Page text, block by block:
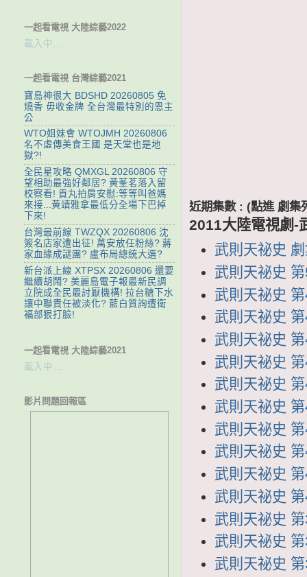
近期集數 : (點進 劇集
2011大陸電視劇-
武則天祕史
武則天祕史
武則天祕史
武則天祕史
武則天祕史
武則天祕史
武則天祕史
武則天祕史
武則天祕史
武則天祕史
武則天祕史
武則天祕史
武則天祕史
武則天祕史
武則天祕史
一起看電視 大陸綜藝2022
載入中…
一起看電視 台灣綜藝2021
寶島神很大 BDSHD 20260805 免
燒香 毋收金牌 全台灣最特別的恩主
公
WTO姐妹會 WTOJMH 20260806
名不虛傳美食王國 是天堂也是地
獄?!
全民星攻略 QMXGL 20260806 守
望相助最強好鄰居? 黃莑茗落入留
校察看! 貢丸拍肩安慰:等等叫爸媽
來接...黃靖雅拿最低分全場下巴掉
下來!
台灣最前線 TWZQX 20260806 沈
簽名店家遭出征! 萬安放任粉絲? 蔣
家血緣成謎團? 盧布局總統大選?
新台派上線 XTPSX 20260806 還要
繼續胡鬧? 美麗島電子報最新民調
立院成全民最討厭機構! 拉台糖下水
讓中聯責任被淡化? 藍白質詢遭衛
福部狠打臉!
一起看電視 大陸綜藝2021
載入中…
影片問題回報區